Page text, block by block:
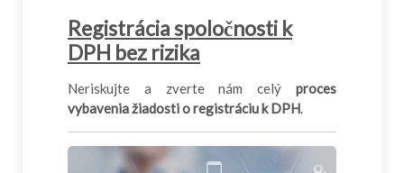
Registrácia spoločnosti k
DPH bez rizika
Neriskujte a zverte nám celý proces
vybavenia žiadosti o registráciu k DPH.